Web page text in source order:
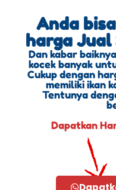
Anda
harga Jual
Dan kabar
kocek banyak
Cukup dengan
memiliki ikan
Tentunya
Dapatkan